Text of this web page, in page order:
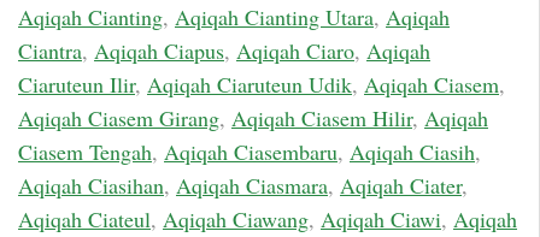
Aqiqah Cianting, Aqiqah Cianting Utara, Aqiqah
Ciantra, Aqiqah Ciapus, Aqiqah Ciaro, Aqiqah
Ciaruteun Ilir, Aqiqah Ciaruteun Udik, Aqiqah Ciasem,
Aqiqah Ciasem Girang, Aqiqah Ciasem Hilir, Aqiqah
Ciasem Tengah, Aqiqah Ciasembaru, Aqiqah Ciasih,
Aqiqah Ciasihan, Aqiqah Ciasmara, Aqiqah Ciater,
Aqiqah Ciateul, Aqiqah Ciawang, Aqiqah Ciawi, Aqiqah